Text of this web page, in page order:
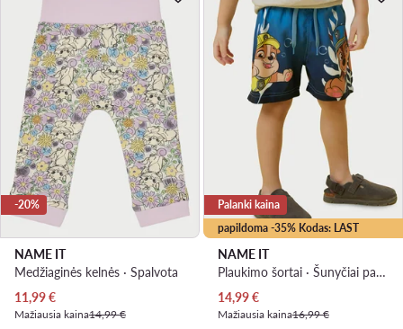
-20%
NAME IT
Medžiaginės kelnės · Spalvota
Dabartinė kaina
11,99€
Mažiausia kaina14,99 €
papildoma -35% Kodas: LAST
Palanki kaina
NAME IT
Plaukimo šortai · Šunyčiai patruliai · Mėlyna
Dabartinė kaina
14,99€
Mažiausia kaina16,99 €